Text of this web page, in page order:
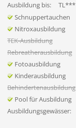
Ausbildung bis:
TL***
Schnuppertauchen
Nitroxausbildung
TEK-Ausbildung
Rebreatherausbildung
Fotoausbildung
Kinderausbildung
Behindertenausbildung
Pool für Ausbildung
Ausbildungsgewässer: